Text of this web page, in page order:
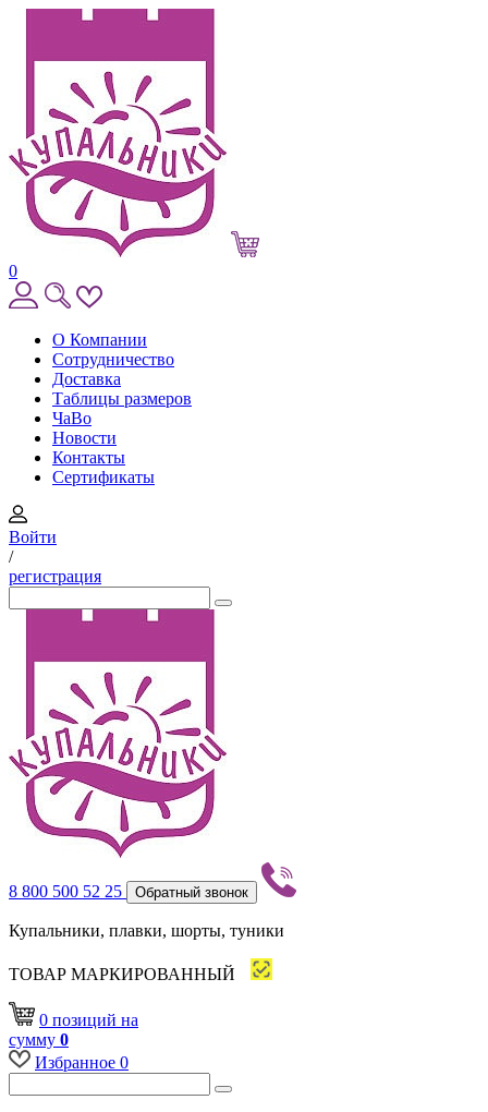
0
О Компании
Сотрудничество
Доставка
Таблицы размеров
ЧаВо
Новости
Контакты
Сертификаты
Войти
/
регистрация
8 800 500 52 25 Обратный звонок
Купальники, плавки, шорты, туники
ТОВАР МАРКИРОВАННЫЙ
0 позиций на
сумму 0
Избранное 0